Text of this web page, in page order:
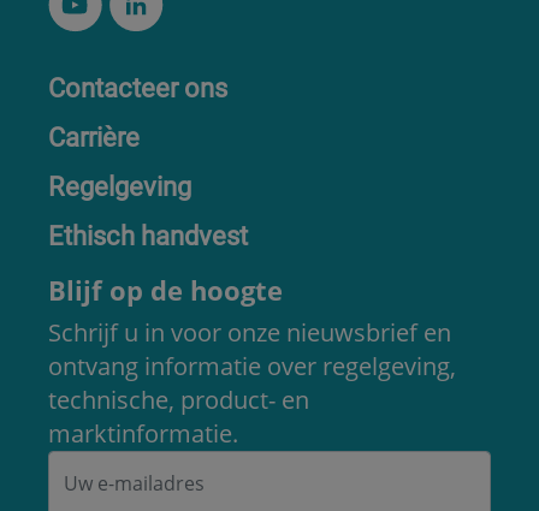
Contacteer ons
Carrière
Regelgeving
Ethisch handvest
Blijf op de hoogte
Schrijf u in voor onze nieuwsbrief en
ontvang informatie over regelgeving,
technische, product- en
marktinformatie.